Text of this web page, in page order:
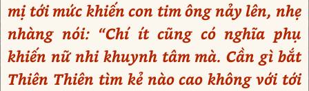
mị tới mức khiến con tim ông nảy lên, nhẹ
nhàng nói: “Chí ít cũng có nghĩa phụ
khiến nữ nhi khuynh tâm mà. Cần gì bắt
Thiên Thiên tìm kẻ nào cao không với tới